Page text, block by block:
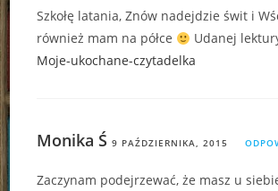
Szkołę latania, Znów nadejdzie świt i
również mam na półce
Udanej
Moje-ukochane-czytadelka
Monika Ś 9 PAŹDZIERNIKA, 2015
Zaczynam podejrzewać, że masz u